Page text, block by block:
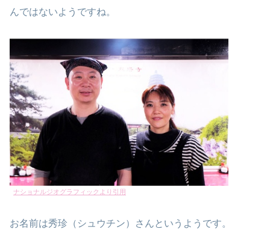
んではないようですね。
ナショナルジオグラフィックより引用
お名前は秀珍（シュウチン）さんというようです。